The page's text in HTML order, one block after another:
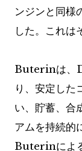
ンジンと同様
した。これは
Buterinは、
り、安定した
い、貯蓄、合
アムを持続的
Buterinによ